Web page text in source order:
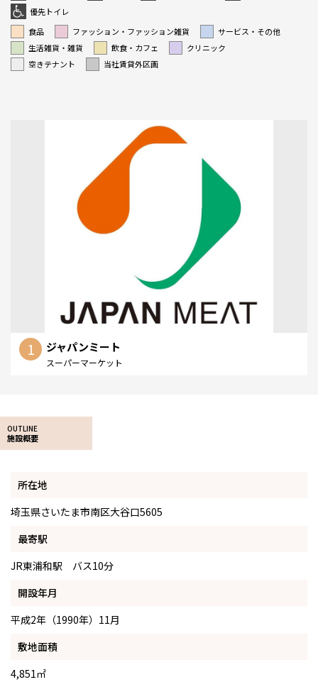
優先トイレ
食品
ファッション・ファッション雑貨
サービス・その他
生活雑貨・雑貨
飲食・カフェ
クリニック
空きテナント
当社賃貸外区画
1 ジャパンミート
スーパーマーケット
OUTLINE
施設概要
所在地
埼玉県さいたま市南区大谷口5605
最寄駅
JR東浦和駅 バス10分
開設年月
平成2年（1990年）11月
敷地面積
4,851㎡